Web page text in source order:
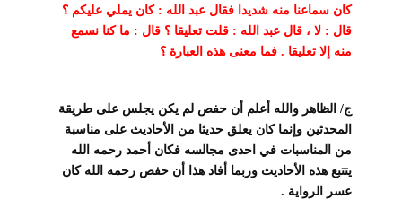
كان سماعنا منه شديدا فقال عبد الله : كان يملي عليكم ؟
قال : لا ، قال عبد الله : قلت تعليقا ؟ قال : ما كنا نسمع
منه إلا تعليقا . فما معنى هذه العبارة ؟
ج/ الظاهر والله أعلم أن حفص لم يكن يجلس على طريقة
المحدثين وإنما كان يعلق حديثا من الأحاديث على مناسبة
من المناسبات في احدى مجالسه فكان أحمد رحمه الله
يتتبع هذه الأحاديث وربما أفاد هذا أن حفص رحمه الله كان
عسر الرواية .